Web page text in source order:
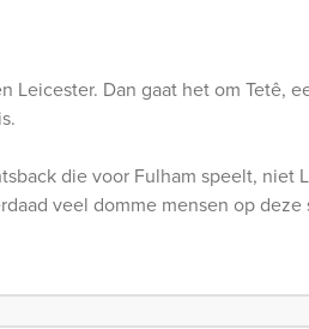
Leicester. Dan gaat het om Tetê,
die voor Fulham speelt, niet
veel domme mensen op deze